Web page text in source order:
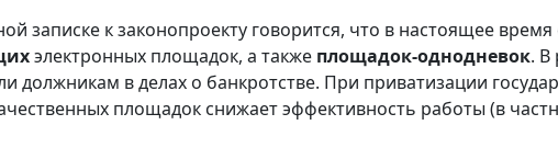
записке к законопроекту говорится, что в настоящее
электронных площадок, а также площадок-однодневок. В
должникам в делах о банкротстве. При приватизации
площадок снижает эффективность работы (в